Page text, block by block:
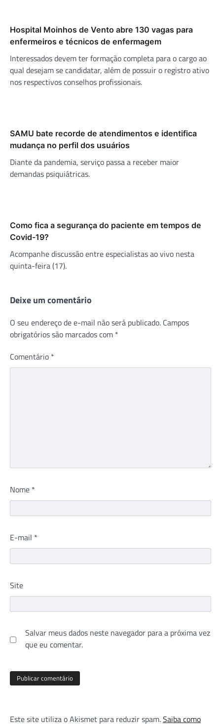
Hospital Moinhos de Vento abre 130 vagas para
enfermeiros e técnicos de enfermagem
Interessados devem ter formação completa para o cargo ao
qual desejam se candidatar, além de possuir o registro ativo
nos respectivos conselhos profissionais.
SAMU bate recorde de atendimentos e identifica
mudança no perfil dos usuários
Diante da pandemia, serviço passa a receber maior
demandas psiquiátricas.
Como fica a segurança do paciente em tempos de
Covid-19?
Acompanhe discussão entre especialistas ao vivo nesta
quinta-feira (17).
Deixe um comentário
O seu endereço de e-mail não será publicado. Campos
obrigatórios são marcados com *
Comentário *
Nome *
E-mail *
Site
Salvar meus dados neste navegador para a próxima vez
que eu comentar.
Este site utiliza o Akismet para reduzir spam.Saiba como